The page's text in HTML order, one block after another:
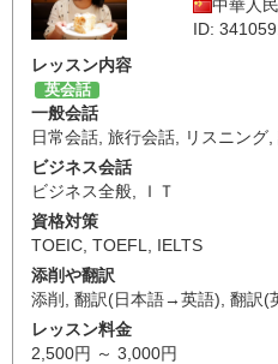
中華人
ID:
レッスン内容
英会話
一般会話
日常会話 旅行会話 リスニング
ビジネス会話
ビジネス全般
ＩＴ
資格対策
TOEIC TOEFL
IELTS
添削や翻訳
添削
翻訳(日本語→英語) 翻訳(
レッスン料金
2,500円 ～ 3,000円